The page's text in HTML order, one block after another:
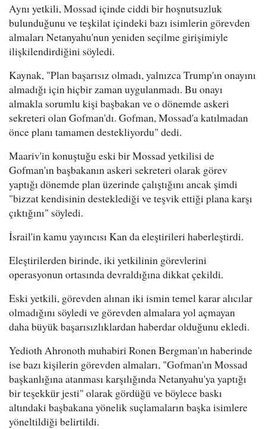
Aynı yetkili, Mossad içinde ciddi bir hoşnutsuzluk
bulunduğunu ve teşkilat içindeki bazı isimlerin görevden
almaları Netanyahu'nun yeniden seçilme girişimiyle
ilişkilendirdiğini söyledi.
Kaynak, "Plan başarısız olmadı, yalnızca Trump'ın onayını
almadığı için hiçbir zaman uygulanmadı. Bu onayı
almakla sorumlu kişi başbakan ve o dönemde askeri
sekreteri olan Gofman'dı. Gofman, Mossad'a katılmadan
önce planı tamamen destekliyordu" dedi.
Maariv'in konuştuğu eski bir Mossad yetkilisi de
Gofman'ın başbakanın askeri sekreteri olarak görev
yaptığı dönemde plan üzerinde çalıştığını ancak şimdi
"bizzat kendisinin desteklediği ve teşvik ettiği plana karşı
çıktığını" söyledi.
İsrail'in kamu yayıncısı Kan da eleştirileri haberleştirdi.
Eleştirilerden birinde, iki yetkilinin görevlerini
operasyonun ortasında devraldığına dikkat çekildi.
Eski yetkili, görevden alınan iki ismin temel karar alıcılar
olmadığını söyledi ve görevden almalara yol açmayan
daha büyük başarısızlıklardan haberdar olduğunu ekledi.
Yedioth Ahronoth muhabiri Ronen Bergman'ın haberinde
ise bazı kişilerin görevden almaları, "Gofman'ın Mossad
başkanlığına atanması karşılığında Netanyahu'ya yaptığı
bir teşekkür jesti" olarak gördüğü ve böylece baskı
altındaki başbakana yönelik suçlamaların başka isimlere
yöneltildiği belirtildi.